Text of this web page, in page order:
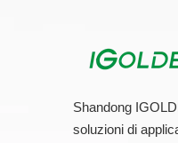
Shandong
soluzioni di